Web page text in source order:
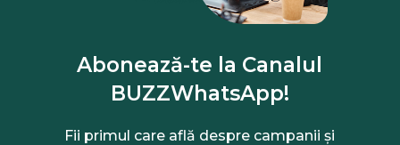
Abonează-te la Canalul
BUZZWhatsApp!
Fii primul care află despre campanii și